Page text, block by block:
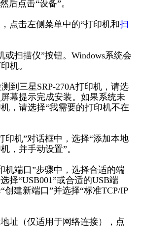
后点击“设备”。
点击左侧菜单中的“打印机和扫
或扫描仪”按钮。Windows系统会
机。
到三星SRP-270A打印机，请选
幕提示完成安装。如果系统未
，请选择“我需要的打印机不在
印机”对话框中，选择“添加本地
，并手动设置”。
机端口”步骤中，选择合适的端
择“USB001”或合适的USB端
创建新端口”并选择“标准TCP/IP
址（仅适用于网络连接），点